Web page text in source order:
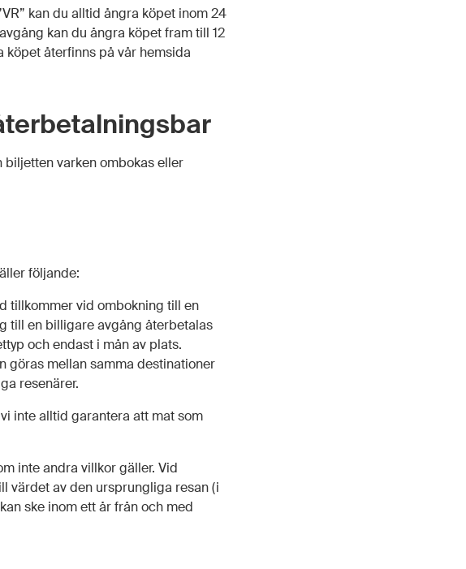
kan du alltid ångra köpet inom 24
kan du ångra köpet fram till 12
återfinns på vår hemsida
varken ombokas eller
följande:
tillkommer vid ombokning till en
till en billigare avgång återbetalas
och endast i mån av plats.
göras mellan samma destinationer
resenärer.
inte alltid garantera att mat som
inte andra villkor gäller. Vid
värdet av den ursprungliga resan (i
ske inom ett år från och med